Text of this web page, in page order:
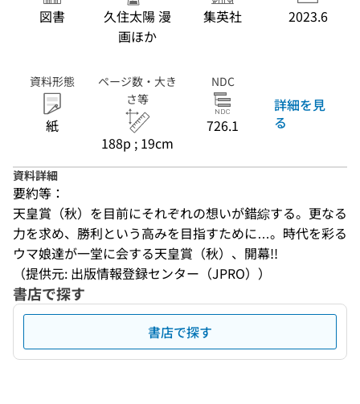
図書
久住太陽 漫
画ほか
集英社 2023.6
資料形態
紙
ページ数・大き
さ等
188p ; 19cm
NDC
726.1
詳細を見
る
資料詳細
要約等：
天皇賞（秋）を目前にそれぞれの想いが錯綜する。更なる
力を求め、勝利という高みを目指すために…。時代を彩る
ウマ娘達が一堂に会する天皇賞（秋）、開幕!!
（提供元: 出版情報登録センター（JPRO））
書店で探す
書店で探す